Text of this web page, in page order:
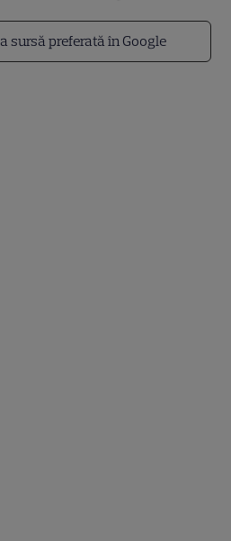
sursă preferată în Google